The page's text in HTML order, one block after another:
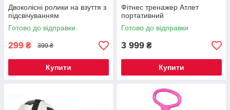
Двоколісні ролики на взуття з
підсвічуванням
Готово до відправки
299 ₴ 399 ₴
Купити
Фітнес тренажер Атлет
портативний
Готово до відправки
3 999 ₴
Купити